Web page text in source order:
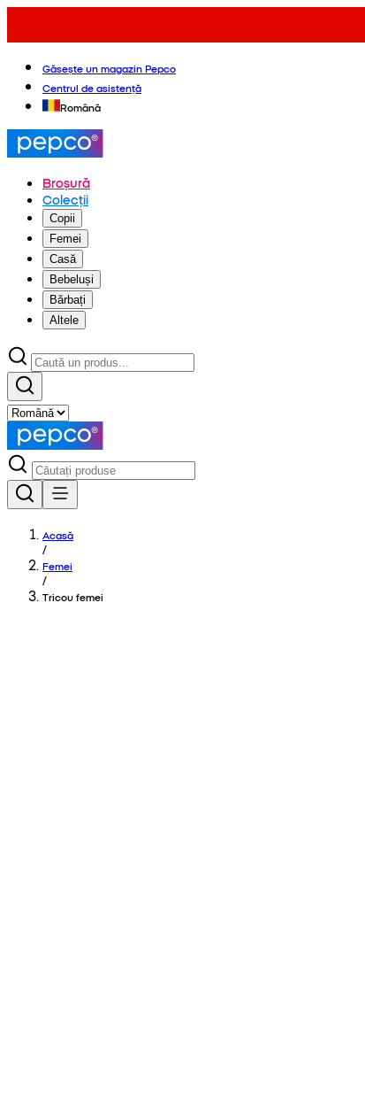
Găsește un magazin Pepco
Centrul de asistență
Română
Broșură
Colecții
Copii
Femei
Casă
Bebeluși
Bărbați
Altele
Acasă
/
Femei
/
Tricou femei